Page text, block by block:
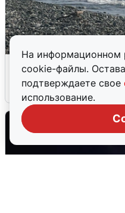
На информационном
cookie-файлы.
подтверждаете свое
использование.
Сирены в Сочи:
6 августа 0